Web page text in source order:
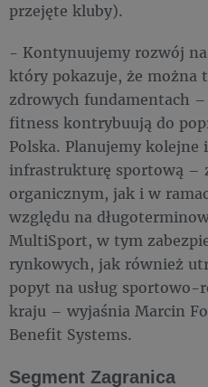
przejęte kluby).
- Kontynuujemy rozwój
który pokazuje, że można
zdrowych fundamentach
fitness kontrybuują do
Polska. Planujemy kolejne
infrastrukturę sportową –
organicznym, jak i w
względu na
MultiSport, w tym
rynkowych, jak również
popyt na usług sportowo-
kraju – wyjaśnia Marcin
Benefit Systems.
Segment Zagranica